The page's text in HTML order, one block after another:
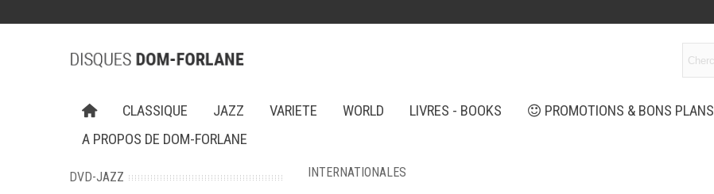
CLASSIQUE JAZZ VARIETE WORLD LIVRES - BOOKS PROMOTIONS & BONS PLANS
A PROPOS DE DOM-FORLANE
DVD-JAZZ INTERNATIONALES